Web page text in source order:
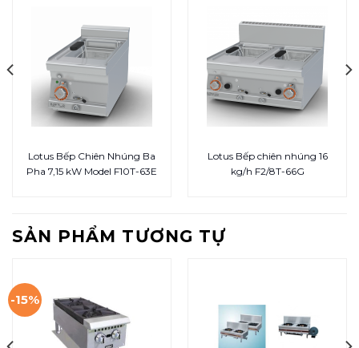
Lotus Bếp Chiên Nhúng Ba
Pha 7,15 kW Model F10T-63E
Lotus Bếp chiên nhúng 16
kg/h F2/8T-66G
SẢN PHẨM TƯƠNG TỰ
-15%